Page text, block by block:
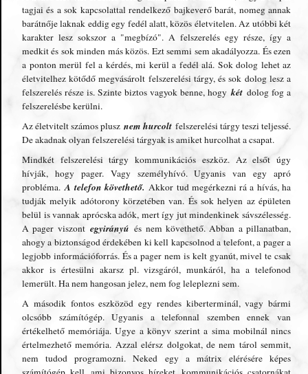
tagjai és a sok kapcsolattal rendelkező bajkeverő barát, nomeg annak
barátnője laknak eddig egy fedél alatt, közös életvitelen. Az utóbbi két
karakter lesz sokszor a "megbízó". A felszerelés egy része, így a
medkit és sok minden más közös. Ezt semmi sem akadályozza. És ezen
a ponton merül fel a kérdés, mi kerül a fedél alá. Sok dolog lehet az
életvitelhez kötődő megvásárolt felszerelési tárgy, és sok dolog lesz a
felszerelés része is. Szinte biztos vagyok benne, hogykét dolog fog a
felszerelésbe kerülni.
Az életvitelt számos plusz nem hurcolt felszerelési tárgy teszi teljessé.
De akadnak olyan felszerelési tárgyak is amiket hurcolhat a csapat.
Mindkét felszerelési tárgy kommunikációs eszköz. Az elsőt úgy
hívják, hogy pager. Vagy személyhívó. Ugyanis van egy apró
probléma.A telefon követhető.Akkor tud megérkezni rá a hívás, ha
tudják melyik adótorony körzetében van. És sok helyen az épületen
belül is vannak aprócska adók, mert így jut mindenkinek sávszélesség.
A pager viszont egyirányúés nem követhető. Abban a pillanatban,
ahogy a biztonságod érdekében ki kell kapcsolnod a telefont, a pager a
legjobb információforrás. És a pager nem is kelt gyanút, mivel te csak
akkor is értesülni akarsz pl. vizsgáról, munkáról, ha a telefonod
lemerült. Ha nem hangosan jelez, nem fog leleplezni sem.
A második fontos eszközöd egy rendes kiberterminál, vagy bármi
olcsóbb számítógép. Ugyanis a telefonnal szemben ennek van
értékelhető memóriája. Ugye a könyv szerint a sima mobilnál nincs
értelmezhető memória. Azzal elérsz dolgokat, de nem tárol semmit,
nem tudod programozni. Neked egy a mátrix elérésére képes